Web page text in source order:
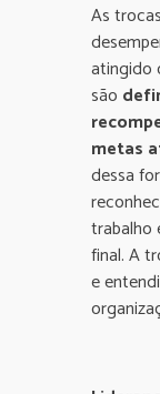
As
atingido
são
metas
dessa
trabalho
final. A
e